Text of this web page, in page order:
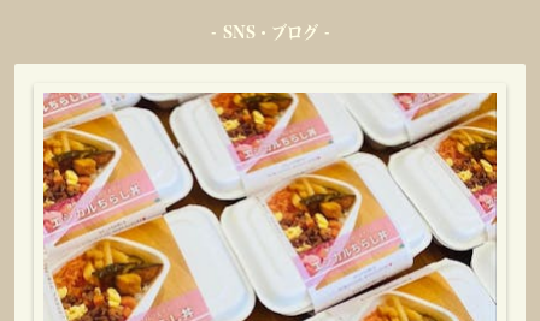
- SNS・ブログ -